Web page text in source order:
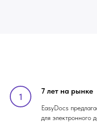
7 лет на рынке
EasyDocs
для электронного